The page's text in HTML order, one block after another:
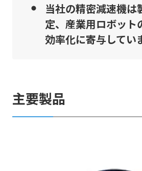
当社の精密減速機は
定、産業用ロボット
効率化に寄与してい
主要製品